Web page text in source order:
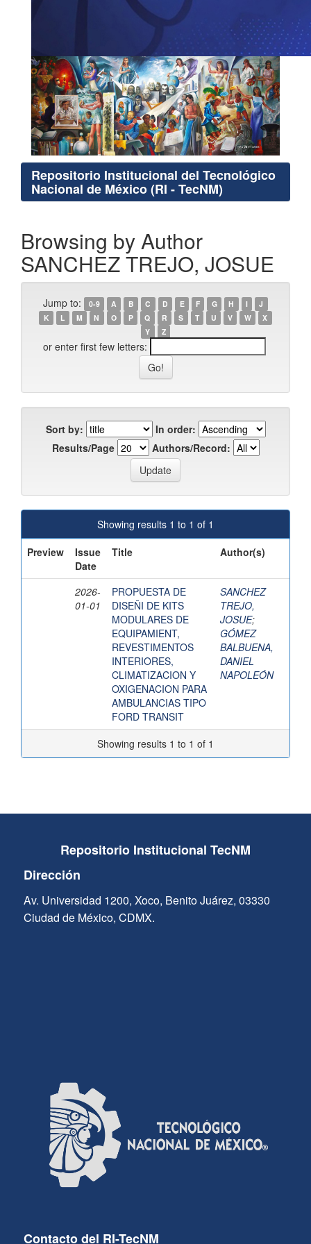
Repositorio Institucional del Tecnológico
Nacional de México (RI - TecNM)
Browsing by Author
SANCHEZ TREJO, JOSUE
Jump to: 0-9 A B C D E F G H I
J
K
L M N O P Q R S T U V W
X
Y
Z
or enter first few letters:
Sort by:
In order:
Results/Page
Authors/Record:
Showing results 1 to 1 of 1
Preview
Issue
Date
Title Author(s)
2026-
01-01
PROPUESTA DE
DISEÑI DE KITS
MODULARES DE
EQUIPAMIENT,
REVESTIMENTOS
INTERIORES,
CLIMATIZACION Y
OXIGENACION PARA
AMBULANCIAS TIPO
FORD TRANSIT
SANCHEZ
TREJO,
JOSUE;
GÓMEZ
BALBUENA,
DANIEL
NAPOLEÓN
Showing results 1 to 1 of 1
Repositorio Institucional TecNM
Dirección
Av. Universidad 1200, Xoco, Benito Juárez, 03330
Ciudad de México, CDMX.
Contacto del RI-TecNM